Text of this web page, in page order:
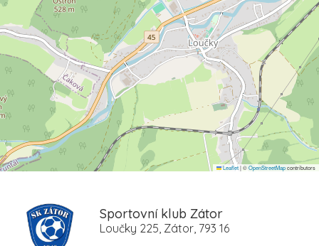
Leaflet|©OpenStreetMapcontributors
Sportovní klub Zátor
Loučky 225, Zátor, 793 16